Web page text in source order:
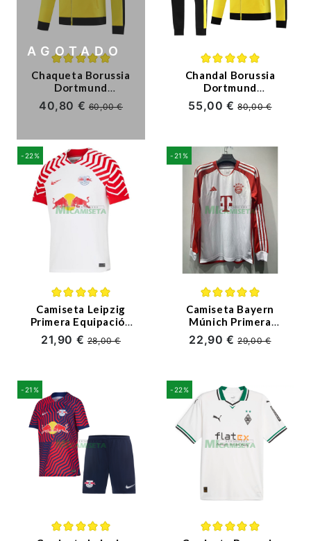
Chaqueta Borussia
Dortmund
2023/2024
Amarillo/Negro
40,80 €60,00 €
AGOTADO
Chandal Borussia
Dortmund
2023/2024
Amarillo/Negro
55,00 €80,00 €
-22%
Camiseta Leipzig
Primera Equipación
2023/2024
21,90 €28,00 €
-21%
Camiseta Bayern
Múnich Primera
Equipación
2023/2024 ML
22,90 €29,00 €
-21% -22%